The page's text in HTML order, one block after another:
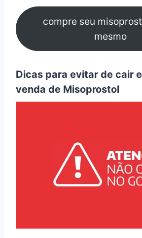
compre seu
mesmo
Dicas para evitar de cair
venda de Misoprostol